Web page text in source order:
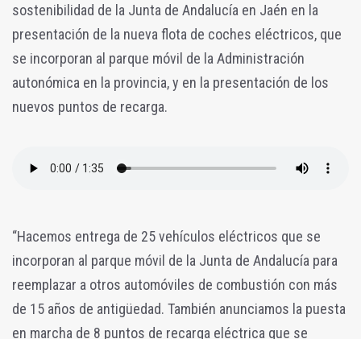
sostenibilidad de la Junta de Andalucía en Jaén en la
presentación de la nueva flota de coches eléctricos, que
se incorporan al parque móvil de la Administración
autonómica en la provincia, y en la presentación de los
nuevos puntos de recarga.
“Hacemos entrega de 25 vehículos eléctricos que se
incorporan al parque móvil de la Junta de Andalucía para
reemplazar a otros automóviles de combustión con más
de 15 años de antigüedad. También anunciamos la puesta
en marcha de 8 puntos de recarga eléctrica que se